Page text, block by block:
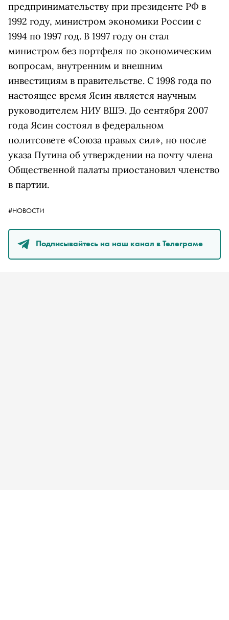
предпринимательству при президенте РФ в
1992 году, министром экономики России с
1994 по 1997 год. В 1997 году он стал
министром без портфеля по экономическим
вопросам, внутренним и внешним
инвестициям в правительстве. С 1998 года по
настоящее время Ясин является научным
руководителем НИУ ВШЭ. До сентября 2007
года Ясин состоял в федеральном
политсовете «Союза правых сил», но после
указа Путина об утверждении на почту члена
Общественной палаты приостановил членство
в партии.
#НОВОСТИ
Подписывайтесь на наш канал в Телеграме